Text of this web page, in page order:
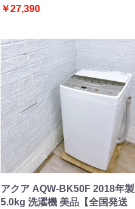
￥27,390
アクア AQW-BK50F 2018年製
5.0kg 洗濯機 美品【全国発送